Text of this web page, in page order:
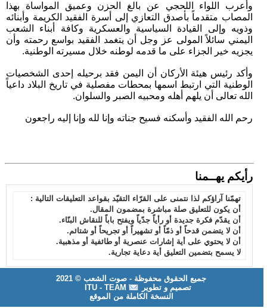
وأعرب اللواء اللحجي عن بالغ الحزن وعميق المواساة بهذا
المصاب متقدماً بأصدق التعازي إلى أسرة الفقيد الكريمة وأبنائه
وذويه وإلى القيادة السياسية والعسكرية وكافة أبناء الشعب
اليمني سائلاً المولى عز وجل أن يتغمد الفقيد بواسع رحمته وأن
يجزيه خير الجزاء على ما قدمه لوطنه خلال مسيرته الوطنية.
وأكد رئيس هيئة الأركان أن اليمن فقد برحيله إحدى الشخصيات
الوطنية التي ارتبط اسمها بمحطات مفصلية في تاريخ البلاد داعياً
الله تعالى أن يلهم أهله ومحبيه الصبر والسلوان.
رحم الله الفقيد وأسكنه فسيح جناته وإنا لله وإنا إليه راجعون
رأيكم يهــمنا
تهمّنا آراؤكم لذا نتمنى على القرّاء التقيّد بقواعد التعليقات التالية :
أن يكون للتعليق صلة مباشرة بمضمون المقال.
أن يقدّم فكرة جديدة أو رأياً جدّياً ويفتح باباً للنقاش البنّاء.
أن لا يتضمن قدحاً أو ذمّاً أو تشهيراً أو تجريحاً أو شتائم.
أن لا يحتوي على أية إشارات عنصرية أو طائفية أو مذهبية.
لا يسمح بتضمين التعليق أية دعاية تجارية.
جميع الحقوق محفوظة - صوت الشعب © 2021
تصميم و تطوير
ITU - TEAM
النسخة الكاملة من الموقع